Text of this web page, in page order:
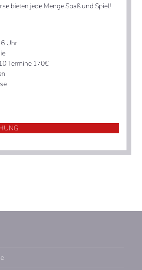
bieten jede Menge Spaß und Spiel!
Uhr
Termine 170€